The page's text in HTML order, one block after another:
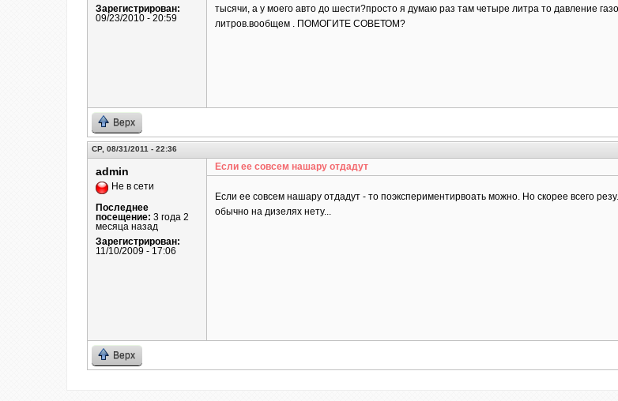
Зарегистрирован:
09/23/2010 - 20:59
тысячи, а у моего авто до шести?просто я думаю раз там четыре литра то давление
литров.вообщем . ПОМОГИТЕ СОВЕТОМ?
Верх
СР, 08/31/2011 - 22:36
admin
Не в сети
Последнее
посещение: 3 года 2
месяца назад
Зарегистрирован:
11/10/2009 - 17:06
Если ее совсем нашару отдадут
Если ее совсем нашару отдадут - то поэкспериментирвоать можно. Но скорее всего
обычно на дизелях нету...
Верх